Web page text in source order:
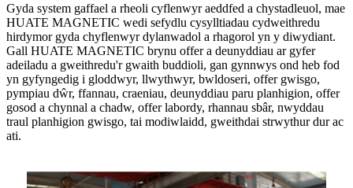
Gyda system gaffael a rheoli cyflenwyr aeddfed a chystadleuol, mae
HUATE MAGNETIC wedi sefydlu cysylltiadau cydweithredu
hirdymor gyda chyflenwyr dylanwadol a rhagorol yn y diwydiant.
Gall HUATE MAGNETIC brynu offer a deunyddiau ar gyfer
adeiladu a gweithredu'r gwaith buddioli, gan gynnwys ond heb fod
yn gyfyngedig i gloddwyr, llwythwyr, bwldoseri, offer gwisgo,
pympiau dŵr, ffannau, craeniau, deunyddiau paru planhigion, offer
gosod a chynnal a chadw, offer labordy, rhannau sbâr, nwyddau
traul planhigion gwisgo, tai modiwlaidd, gweithdai strwythur dur ac
ati.